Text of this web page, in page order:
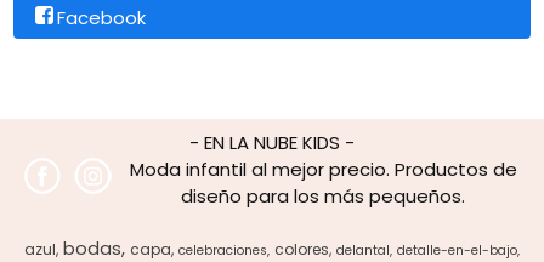
Facebook
- EN LA NUBE KIDS -
Moda infantil al mejor precio. Productos de
diseño para los más pequeños.
azul bodas capa celebraciones colores delantal detalle-en-el-bajo